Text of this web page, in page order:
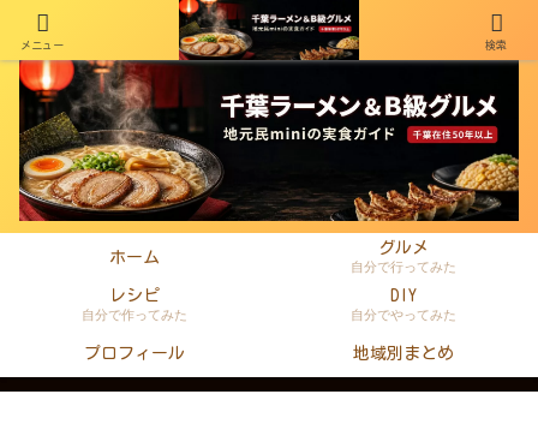
千葉在住50年以上のminiがラーメン・町中華・B級グルメを本音レビュー
ホーム
グルメ
自分で行ってみた
レシピ
自分で作ってみた
DIY
自分でやってみた
プロフィール 地域別まとめ
メニュー 検索